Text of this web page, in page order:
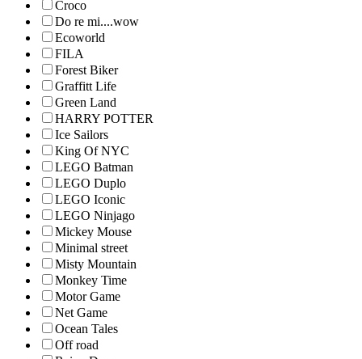
Croco
Do re mi....wow
Ecoworld
FILA
Forest Biker
Graffitt Life
Green Land
HARRY POTTER
Ice Sailors
King Of NYC
LEGO Batman
LEGO Duplo
LEGO Iconic
LEGO Ninjago
Mickey Mouse
Minimal street
Misty Mountain
Monkey Time
Motor Game
Net Game
Ocean Tales
Off road